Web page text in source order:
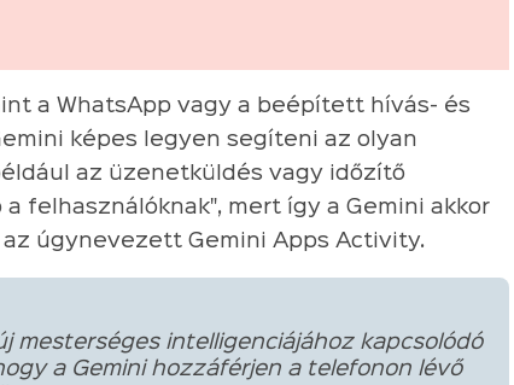
a WhatsApp vagy a beépített hívás- és
képes legyen segíteni az olyan
az üzenetküldés vagy időzítő
felhasználóknak", mert így a Gemini akkor
úgynevezett Gemini Apps Activity.
mesterséges intelligenciájához kapcsolódó
a Gemini hozzáférjen a telefonon lévő